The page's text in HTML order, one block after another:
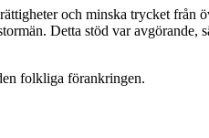
och minska trycket från
Detta stöd var avgörande,
folkliga förankringen.